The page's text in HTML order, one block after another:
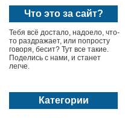
Что это за сайт?
Тебя всё достало, надоело, что-
то раздражает, или попросту
говоря, бесит? Тут все такие.
Поделись с нами, и станет
легче.
Категории